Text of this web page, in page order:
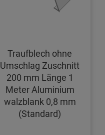
Traufblech ohne
Umschlag Zuschnitt
200 mm Länge 1
Meter Aluminium
walzblank 0,8 mm
(Standard)